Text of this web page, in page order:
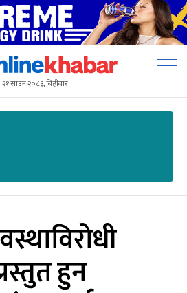
२१ साउन २०८३, बिहीबार
हुन